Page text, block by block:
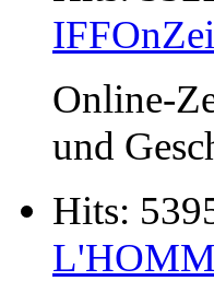
Online-
und
Hits: